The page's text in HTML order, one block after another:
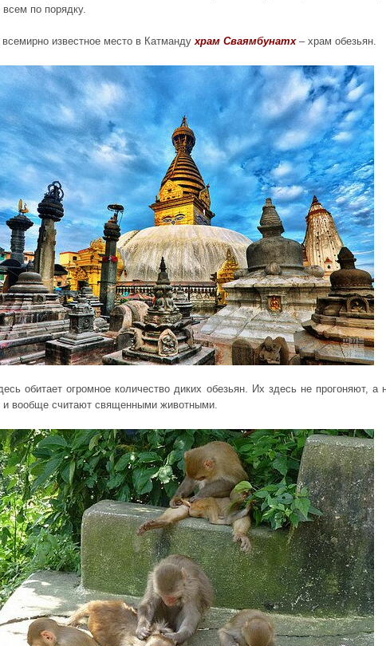
по порядку.
известное место в Катмандухрам Сваямбунатх– храм обезьян.
обитает огромное количество диких обезьян. Их здесь не прогоняют, а
и вообще считают священными животными.